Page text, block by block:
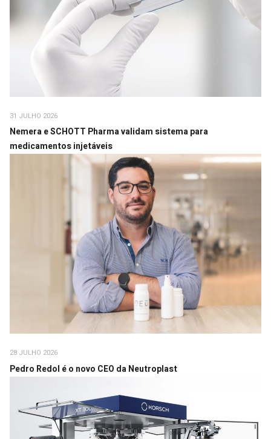
31 JULHO 2026
Nemera e SCHOTT Pharma validam sistema para
medicamentos injetáveis
28 JULHO 2026
Pedro Redol é o novo CEO da Neutroplast